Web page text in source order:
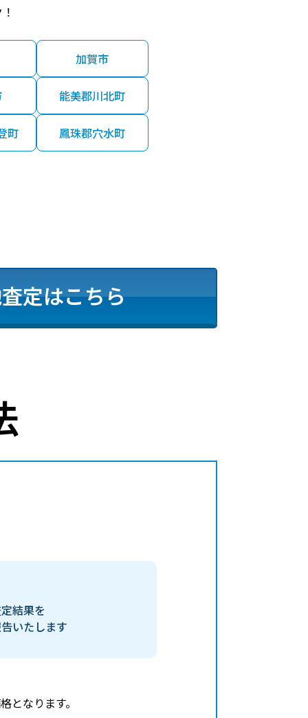
加賀市
能美郡川北町
町 鳳珠郡穴水町
定はこちら
となります。
結果を
いたします